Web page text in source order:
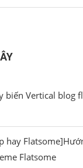
biến Vertical blog
hay
Flatsome